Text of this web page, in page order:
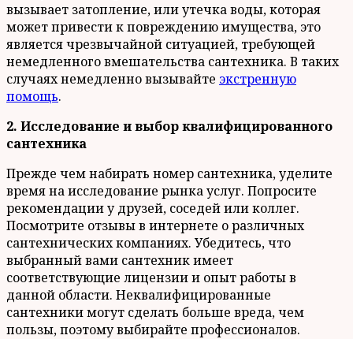
вызывает затопление, или утечка воды, которая
может привести к повреждению имущества, это
является чрезвычайной ситуацией, требующей
немедленного вмешательства сантехника. В таких
случаях немедленно вызывайте экстренную
помощь.
2. Исследование и выбор квалифицированного
сантехника
Прежде чем набирать номер сантехника, уделите
время на исследование рынка услуг. Попросите
рекомендации у друзей, соседей или коллег.
Посмотрите отзывы в интернете о различных
сантехнических компаниях. Убедитесь, что
выбранный вами сантехник имеет
соответствующие лицензии и опыт работы в
данной области. Неквалифицированные
сантехники могут сделать больше вреда, чем
пользы, поэтому выбирайте профессионалов.